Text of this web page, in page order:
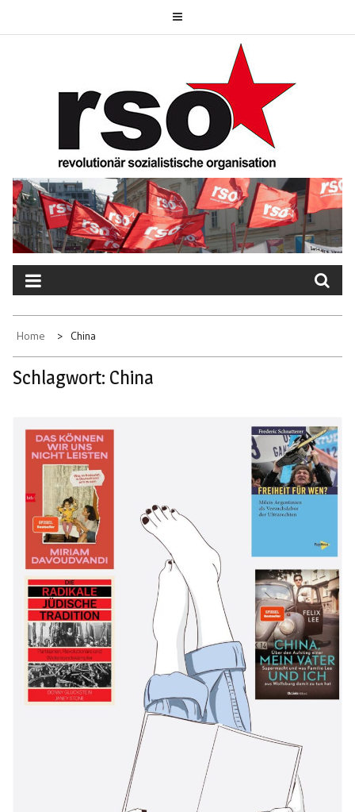
REVOLUTIONÄR
SOZIALISTISCHE
ORGANISATION
Home China
Schlagwort: China